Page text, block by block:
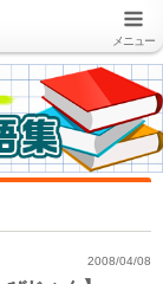
メニュー
2008/04/08